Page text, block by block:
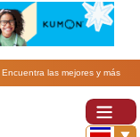
las mejores y más
a través de una franquicia